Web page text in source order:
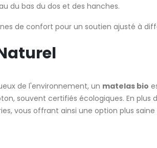
du bas du dos et des hanches.
de confort pour un soutien ajusté à
de l'environnement, un matelas bio
souvent certifiés écologiques. En plus
vous offrant ainsi une option plus